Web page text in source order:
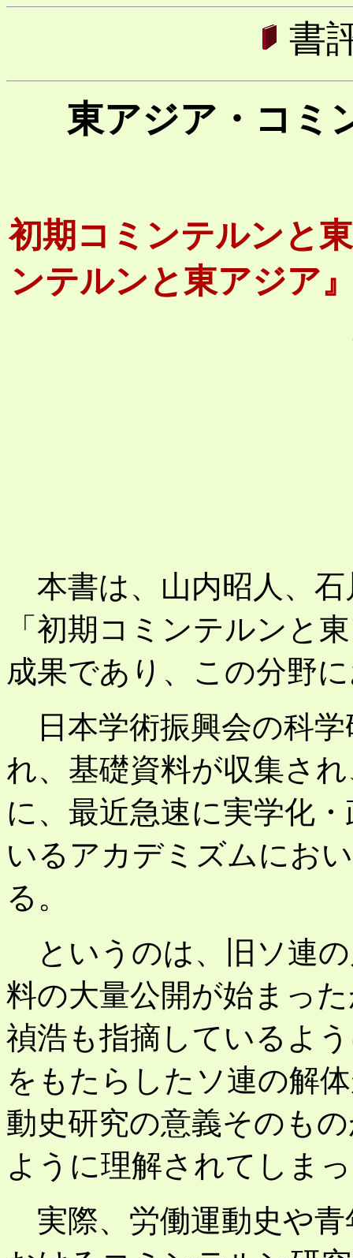
書
東アジア・コミ
初期コミンテルンと
ンテルンと東アジア
本書は、山内昭人、石
「初期コミンテルンと
成果であり、この分野
日本学術振興会の科学
れ、基礎資料が収集さ
に、最近急速に実学化
いるアカデミズムにお
る。
というのは、旧ソ連
料の大量公開が始まっ
禎浩も指摘しているよ
をもたらしたソ連の解
動史研究の意義そのも
ように理解されてしま
実際、労働運動史や青